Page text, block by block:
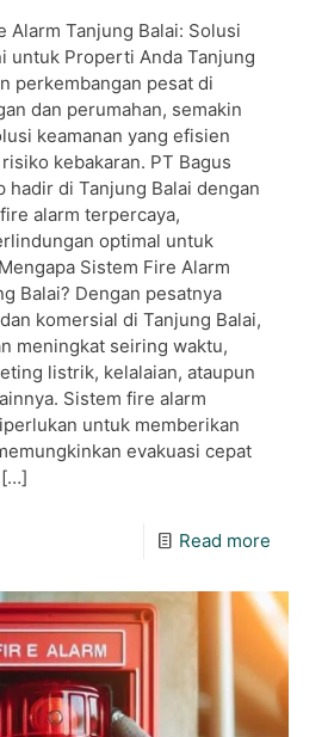
Alarm Tanjung Balai: Solusi
untuk Properti Anda Tanjung
perkembangan pesat di
dan perumahan, semakin
keamanan yang efisien
kebakaran. PT Bagus
hadir di Tanjung Balai dengan
alarm terpercaya,
optimal untuk
Sistem Fire Alarm
Balai? Dengan pesatnya
komersial di Tanjung Balai,
meningkat seiring waktu,
listrik, kelalaian, ataupun
Sistem fire alarm
untuk memberikan
evakuasi cepat
[…]
Read more